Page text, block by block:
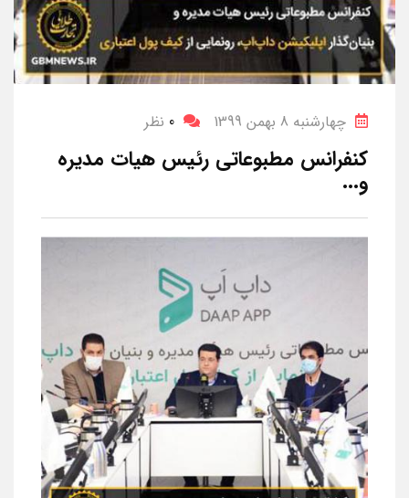
چهارشنبه 8 بهمن 1399 0 نظر
کنفرانس مطبوعاتی رئیس هیات مدیره
و...